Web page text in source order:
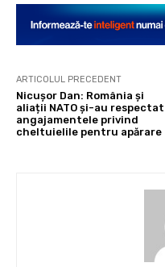
ARTICOLUL PRECEDENT
Nicușor Dan: România și
aliații NATO și-au respectat
angajamentele privind
cheltuielile pentru apărare